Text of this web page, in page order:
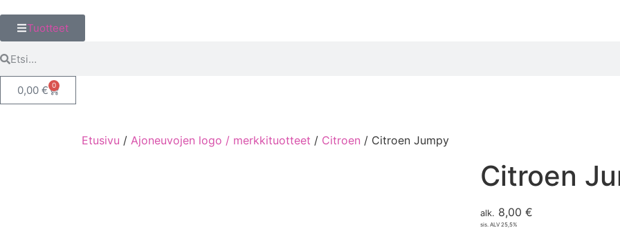
Tuotteet
0,00 € 0
Etusivu / Ajoneuvojen logo / merkkituotteet / Citroen / Citroen Jumpy
Citroen
alk. 8,00€
sis. ALV 25,5%